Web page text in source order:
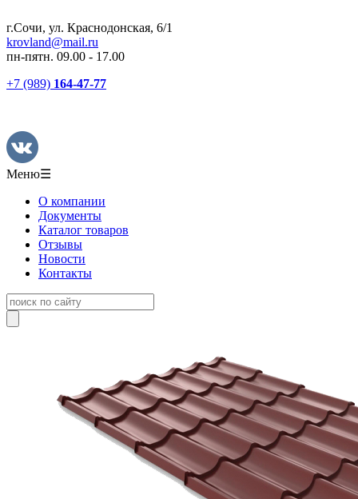
г.Сочи, ул. Краснодонская, 6/1
krovland@mail.ru
пн-пятн. 09.00 - 17.00
+7 (989) 164-47-77
Меню☰
О компании
Документы
Каталог товаров
Отзывы
Новости
Контакты